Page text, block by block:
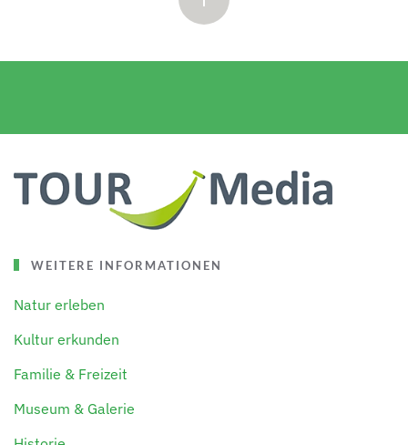
WEITERE INFORMATIONEN
Natur erleben
Kultur erkunden
Familie & Freizeit
Museum & Galerie